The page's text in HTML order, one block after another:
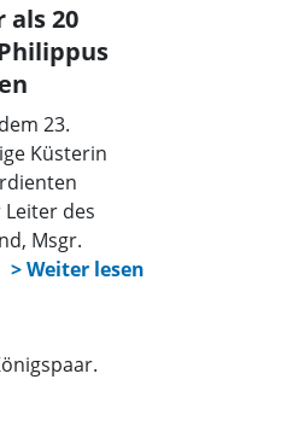
als 20
23.
Küsterin
des
Msgr.
des
die sechs
alle
sich bei